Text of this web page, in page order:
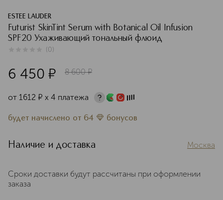
ESTEE LAUDER
Futurist SkinTint Serum with Botanical Oil Infusion
SPF20 Ухаживающий тональный флюид
(0)
6 450 ¤ 8 600 ¤
от 1612 ¤ х 4 платежа
будет начислено от 64 бонусов
Наличие и доставка Москва
Сроки доставки будут рассчитаны при оформлении
заказа